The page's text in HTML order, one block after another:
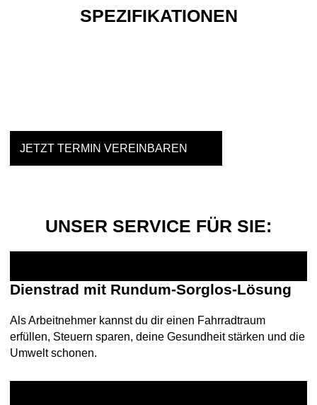
SPEZIFIKATIONEN
JETZT TERMIN VEREINBAREN
UNSER SERVICE FÜR SIE:
Dienstrad mit Rundum-Sorglos-Lösung
Als Arbeitnehmer kannst du dir einen Fahrradtraum
erfüllen, Steuern sparen, deine Gesundheit stärken und die
Umwelt schonen.